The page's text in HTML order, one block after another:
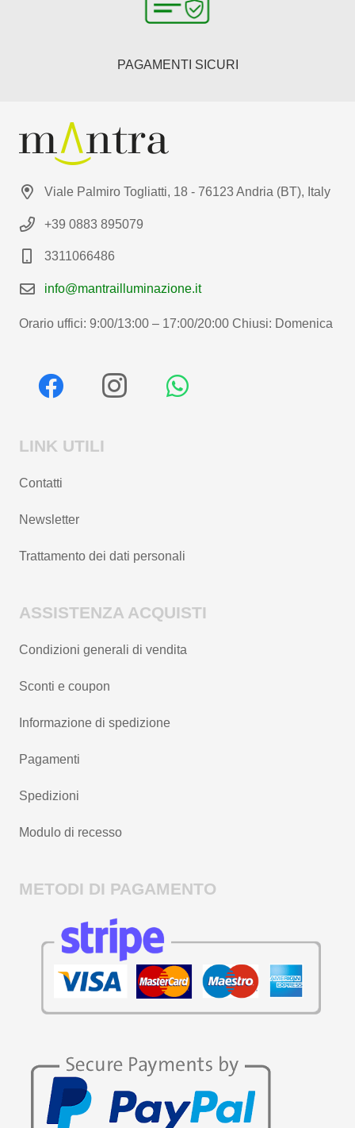
PAGAMENTI SICURI
Viale Palmiro Togliatti, 18 - 76123 Andria (BT), Italy
+39 0883 895079
3311066486
info@mantrailluminazione.it
Orario uffici: 9:00/13:00 – 17:00/20:00 Chiusi: Domenica
LINK UTILI
Contatti
Newsletter
Trattamento dei dati personali
ASSISTENZA ACQUISTI
Condizioni generali di vendita
Sconti e coupon
Informazione di spedizione
Pagamenti
Spedizioni
Modulo di recesso
METODI DI PAGAMENTO